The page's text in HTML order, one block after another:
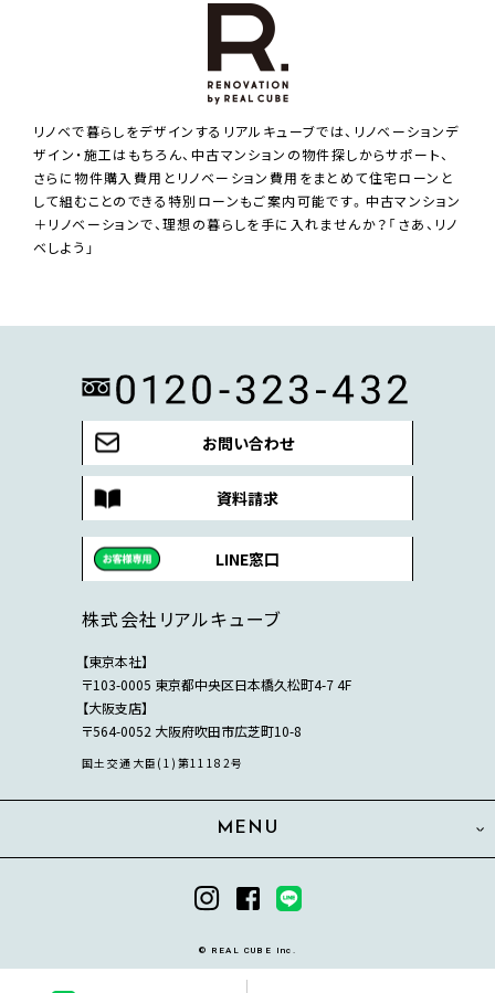
リノベで暮らしをデザインするリアルキューブでは、リノベーションデ
ザイン・施工はもちろん、中古マンションの物件探しからサポート、
さらに物件購入費用とリノベーション費用をまとめて住宅ローンと
して組むことのできる特別ローンもご案内可能です。中古マンション
＋リノベーションで、理想の暮らしを手に入れませんか？「さあ、リノ
ベしよう」
お問い合わせ
資料請求
LINE窓口
株式会社リアルキューブ
【東京本社】
〒103-0005 東京都中央区日本橋久松町4-7 4F
【大阪支店】
〒564-0052 大阪府吹田市広芝町10-8
国土交通大臣(1)第11182号
MENU
© REAL CUBE Inc.